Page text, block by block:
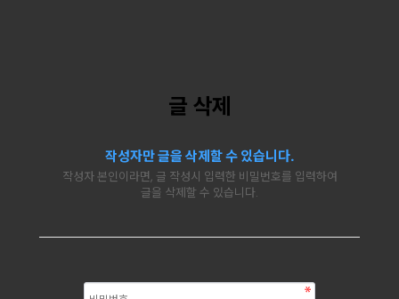
글 삭제
작성자만 글을 삭제할 수 있습니다.
작성자 본인이라면, 글 작성시 입력한 비밀번호를 입력하여
글을 삭제할 수 있습니다.